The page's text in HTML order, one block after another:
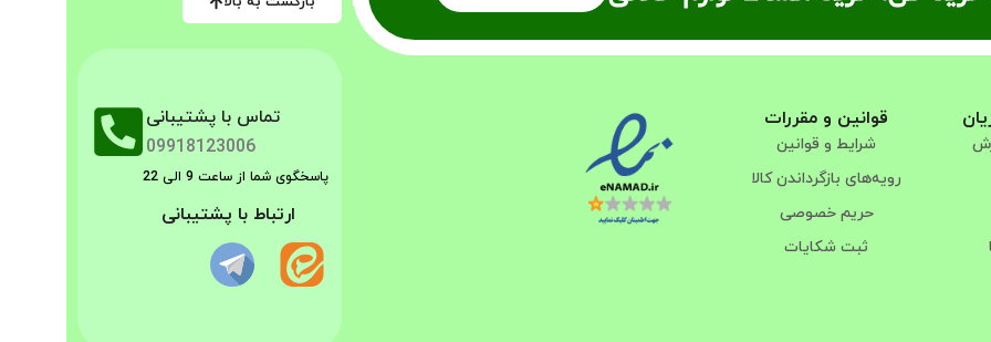
قوانین و مقررات
شرایط و قوانین
رویه‌های بازگرداندن کالا
حریم خصوصی
ثبت شکایات
تماس با پشتیبانی
09918123006
پاسخگوی شما از ساعت 9 الی 22
ارتباط با پشتیبانی